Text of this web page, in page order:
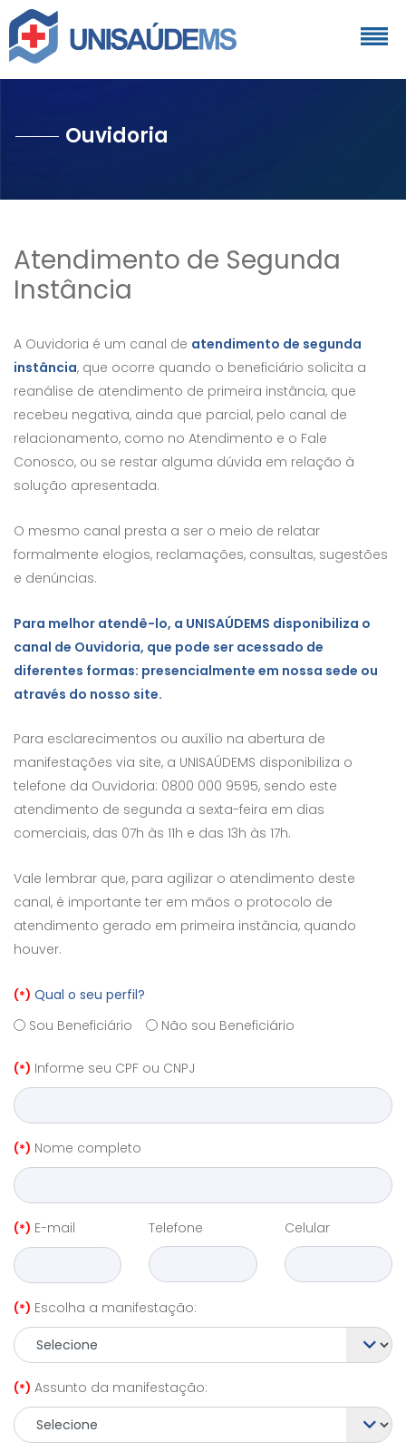
Ouvidoria
Atendimento de Segunda
Instância
A Ouvidoria é um canal de atendimento de segunda
instância, que ocorre quando o beneficiário solicita a
reanálise de atendimento de primeira instância, que
recebeu negativa, ainda que parcial, pelo canal de
relacionamento, como no Atendimento e o Fale
Conosco, ou se restar alguma dúvida em relação à
solução apresentada.
O mesmo canal presta a ser o meio de relatar
formalmente elogios, reclamações, consultas, sugestões
e denúncias.
Para melhor atendê-lo, a UNISAÚDEMS disponibiliza o
canal de Ouvidoria, que pode ser acessado de
diferentes formas: presencialmente em nossa sede ou
através do nosso site.
Para esclarecimentos ou auxílio na abertura de
manifestações via site, a UNISAÚDEMS disponibiliza o
telefone da Ouvidoria: 0800 000 9595, sendo este
atendimento de segunda a sexta-feira em dias
comerciais, das 07h às 11h e das 13h às 17h.
Vale lembrar que, para agilizar o atendimento deste
canal, é importante ter em mãos o protocolo de
atendimento gerado em primeira instância, quando
houver.
(*) Qual o seu perfil?
Sou Beneficiário
Não sou Beneficiário
(*) Informe seu CPF ou CNPJ
(*) Nome completo
(*) E-mail Telefone Celular
(*) Escolha a manifestação:
(*) Assunto da manifestação: